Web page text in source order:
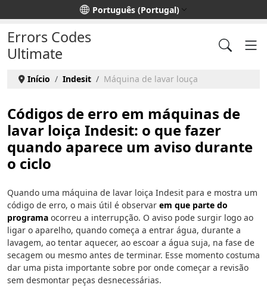
Escolha o seu idioma Português (Portugal)
Errors Codes
Ultimate
Início Indesit Máquina de lavar louça
Códigos de erro em máquinas de
lavar loiça Indesit: o que fazer
quando aparece um aviso durante
o ciclo
Quando uma máquina de lavar loiça Indesit para e mostra um
código de erro, o mais útil é observar em que parte do
programa ocorreu a interrupção. O aviso pode surgir logo ao
ligar o aparelho, quando começa a entrar água, durante a
lavagem, ao tentar aquecer, ao escoar a água suja, na fase de
secagem ou mesmo antes de terminar. Esse momento costuma
dar uma pista importante sobre por onde começar a revisão
sem desmontar peças desnecessárias.